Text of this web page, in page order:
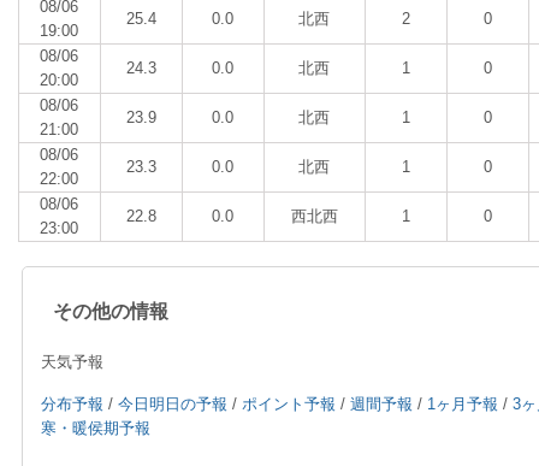
08/06
19:00
25.4 0.0 北西 2 0
08/06
20:00
24.3 0.0 北西 1 0
08/06
21:00
23.9 0.0 北西 1 0
08/06
22:00
23.3 0.0 北西 1 0
08/06
23:00
22.8 0.0 西北西 1 0
その他の情報
天気予報
分布予報 / 今日明日の予報 / ポイント予報 / 週間予報 / 1ヶ月予報 / 3
寒・暖侯期予報